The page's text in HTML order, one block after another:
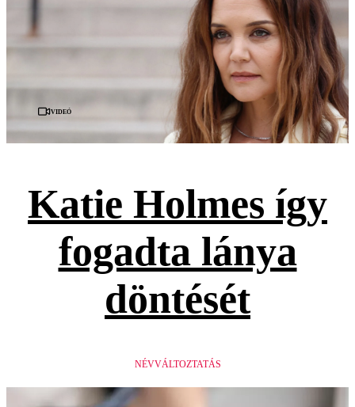
Videó
Katie Holmes így
fogadta lánya
döntését
NÉVVÁLTOZTATÁS